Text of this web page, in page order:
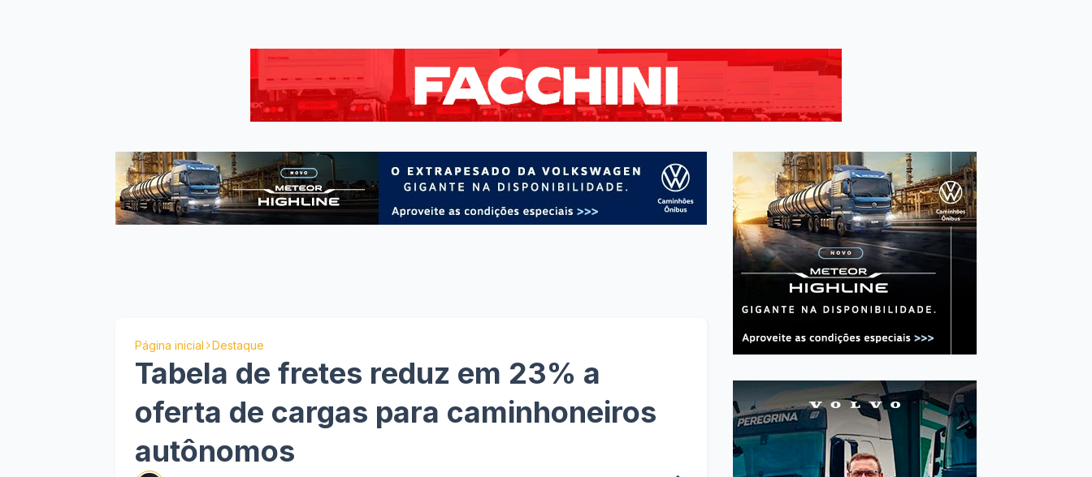
Página inicial Destaque
Tabela de fretes reduz em 23% a
oferta de cargas para caminhoneiros
autônomos